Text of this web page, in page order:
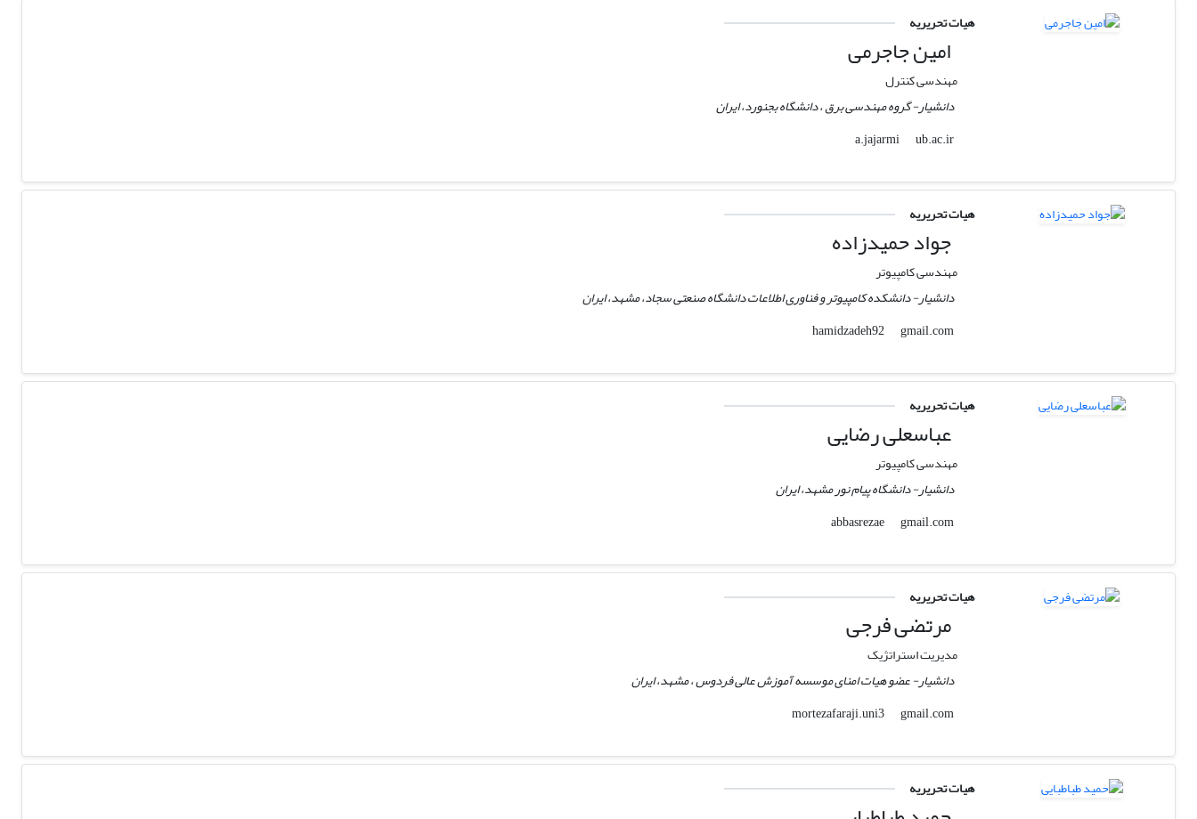
هیات تحریریه
امین جاجرمی
مهندسی کنترل
دانشیار- گروه مهندسی برق ، دانشگاه بجنورد، ایران
a.jajarmi
ub.ac.ir
هیات تحریریه
جواد حمیدزاده
مهندسی کامپیوتر
دانشیار- دانشکده کامپیوتر و فناوری اطلاعات دانشگاه صنعتی سجاد، مشهد، ایران
hamidzadeh92
gmail.com
هیات تحریریه
عباسعلی رضایی
مهندسی کامپیوتر
دانشیار- دانشگاه پیام نور مشهد، ایران
abbasrezae
gmail.com
هیات تحریریه
مرتضی فرجی
مدیریت استراتژیک
دانشیار- عضو هیات امنای موسسه آموزش عالی فردوس ، مشهد، ایران
mortezafaraji.uni3
gmail.com
هیات تحریریه